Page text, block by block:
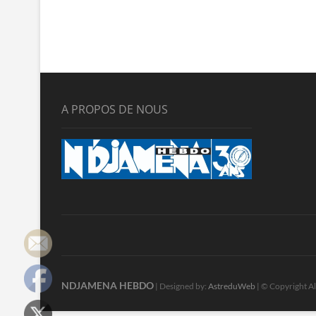
A PROPOS DE NOUS
NDJAMENA HEBDO | Designed by: AstreduWeb | © Copyright